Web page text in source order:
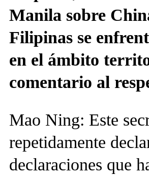
Manila sobre
Filipinas se
en el ámbito
comentario al
Mao Ning: Este
repetidamente
declaraciones que